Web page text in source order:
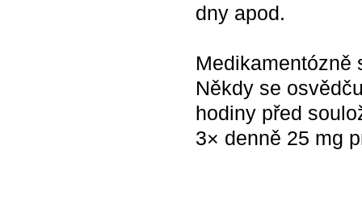
dny apod.
Medikamentózně
Někdy se
hodiny před
3× denně 25 mg